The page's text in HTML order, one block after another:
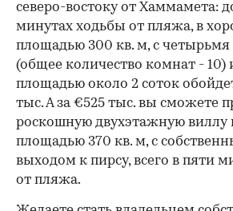
северо-востоку от Хаммамета:
минутах ходьбы от пляжа, в
площадью 300 кв. м, с
(общее количество комнат - 10)
площадью около 2 соток
тыс. А за €525 тыс. вы сможете
роскошную двухэтажную виллу
площадью 370 кв. м, с
выходом к пирсу, всего в пяти
от пляжа.